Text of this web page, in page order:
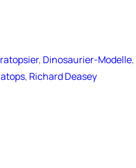
, Dinosaurier-Modelle,
, Richard Deasey